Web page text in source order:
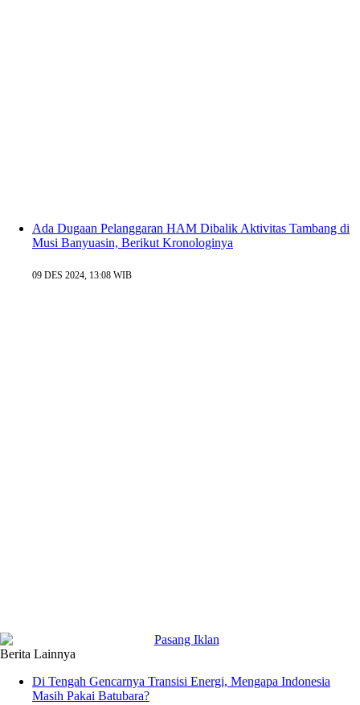
Ada Dugaan Pelanggaran HAM Dibalik Aktivitas Tambang di
Musi Banyuasin, Berikut Kronologinya
09 DES 2024, 13:08 WIB
Berita Lainnya
Di Tengah Gencarnya Transisi Energi, Mengapa Indonesia
Masih Pakai Batubara?